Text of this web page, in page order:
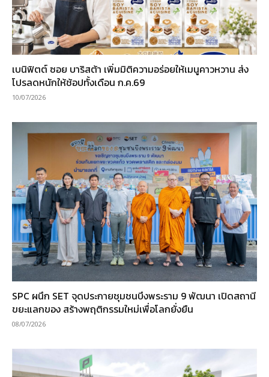
เบนิฟิตต์ ซอย บาริสต้า เพิ่มมิติความอร่อยให้เมนูคาวหวาน ส่ง
โปรลดหนักให้ช้อปทั้งเดือน ก.ค.69
10/07/2026
SPC ผนึก SET จุดประกายชุมชนบึงพระราม 9 พัฒนา เปิดสถานี
ขยะแลกของ สร้างพฤติกรรมใหม่เพื่อโลกยั่งยืน
08/07/2026